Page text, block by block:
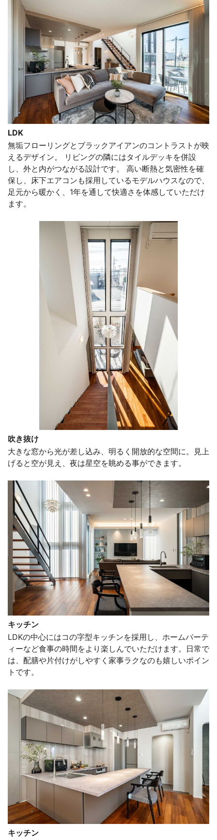
LDK
無垢フローリングとブラックアイアンのコントラストが映
えるデザイン。 リビングの隣にはタイルデッキを併設
し、外と内がつながる設計です。 高い断熱と気密性を確
保し、床下エアコンも採用しているモデルハウスなので、
足元から暖かく、1年を通して快適さを体感していただけ
ます。
吹き抜け
大きな窓から光が差し込み、明るく開放的な空間に。見上
げると空が見え、夜は星空を眺める事ができます。
キッチン
LDKの中心にはコの字型キッチンを採用し、ホームパーテ
ィーなど食事の時間をより楽しんでいただけます。日常で
は、配膳や片付けがしやすく家事ラクなのも嬉しいポイン
トです。
キッチン